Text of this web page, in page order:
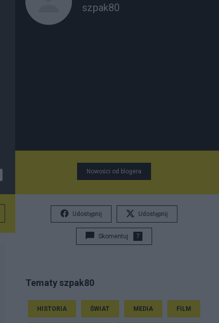
szpak80
Nowości od blogera
Udostępnij Udostępnij
Skomentuj 7
Tematy szpak80
HISTORIA ŚWIAT MEDIA FILM